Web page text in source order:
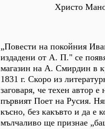
Христо
„Повести на покойния
издадени от А. П." се
магазин на А. Смирдин в
1831 г. Скоро из
заговаря, че техен автор е
първият Поет на Русия.
късно, без какъвто и да е
мълчаливо ще признае